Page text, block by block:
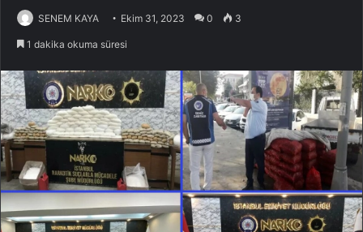
SENEM KAYA Ekim 31, 2023 0 3
1 dakika okuma süresi